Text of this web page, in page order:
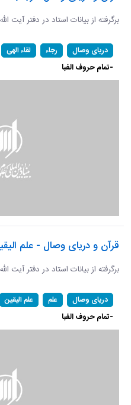
برگرفته از بیانات استاد در دفتر آیت
دریای وصال رجاء لقاء الهی
-تمام حروف الفبا
قرآن و دریای وصال - علم
برگرفته از بیانات استاد در دفتر آیت
دریای وصال علم علم الیقین
-تمام حروف الفبا